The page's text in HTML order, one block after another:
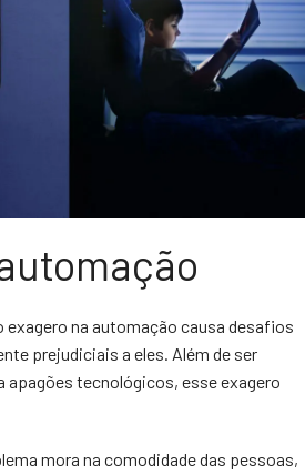
na automação causa desafios
prejudiciais a eles. Além de ser
apagões tecnológicos, esse exagero
mora na comodidade das pessoas,